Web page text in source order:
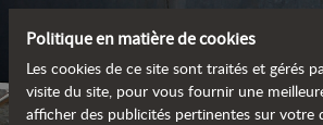
Politique en matière de cookies
Les cookies de ce site sont traités et gérés
visite du site, pour vous fournir une
afficher des publicités pertinentes sur votre